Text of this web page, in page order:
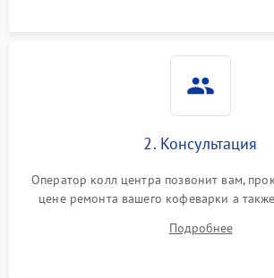
2. Консультация
Оператор колл центра позвонит вам,
цене ремонта вашего кофеварки а
Подробнее